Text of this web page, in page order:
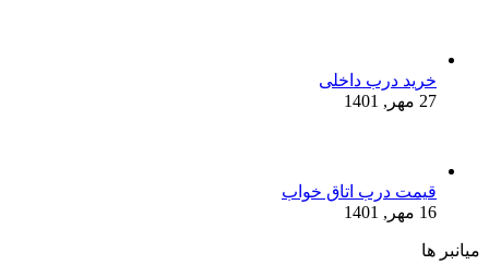
خرید درب داخلی
27 مهر, 1401
قیمت درب اتاق خواب
16 مهر, 1401
میانبر ها